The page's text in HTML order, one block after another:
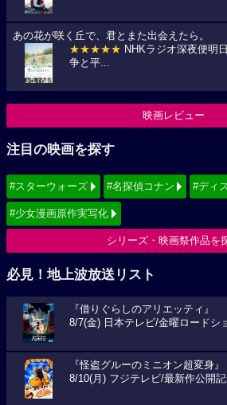
あの花が咲く丘で、君とまた出会えたら。
★★★★★ NHKラジオ深夜便明
争と平...
映画レビュー
注目の映画を探す
#スターウォーズ #名探偵コナン #ディ
#少女漫画原作実写化
シリーズ・映画祭作品を
必見！地上波放送リスト
『借りぐらしのアリエッティ』
8/7(金) 日本テレビ/金曜ロードシ
『怪盗グルーのミニオン超変身』
8/10(月) フジテレビ/最新作公開